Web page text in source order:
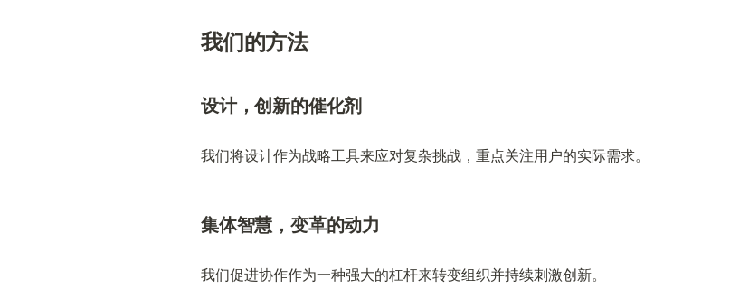
我们的方法
设计，创新的催化剂
我们将设计作为战略工具来应对复杂挑战，重点关注用户的实际需求。
集体智慧，变革的动力
我们促进协作作为一种强大的杠杆来转变组织并持续刺激创新。